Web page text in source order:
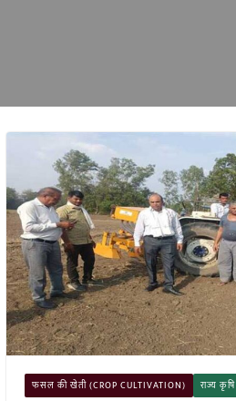
फसल की खेती (CROP CULTIVATION) राज्य